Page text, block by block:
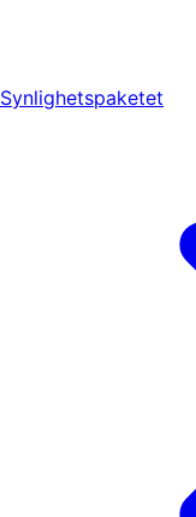
Synlighetspaketet